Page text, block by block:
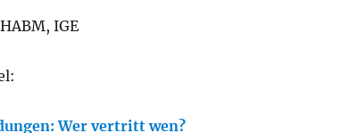
IGE
Wer vertritt wen?